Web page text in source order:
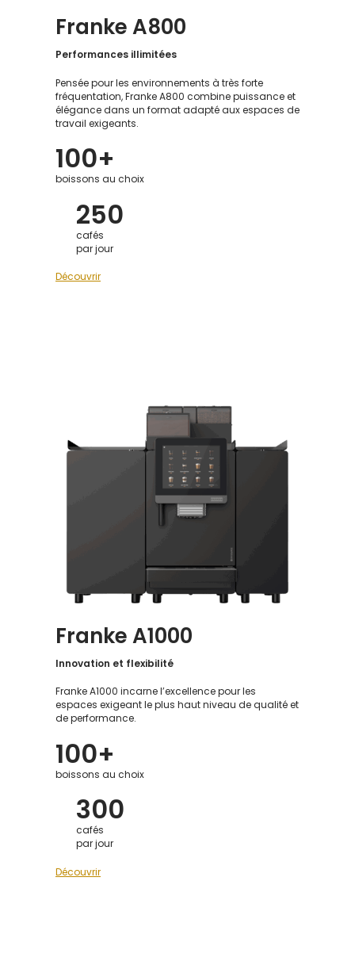
Franke A800
Performances illimitées
Pensée pour les environnements à très forte
fréquentation, Franke A800 combine puissance et
élégance dans un format adapté aux espaces de
travail exigeants.
100+
boissons au choix
250
cafés
par jour
Découvrir
Franke A1000
Innovation et flexibilité
Franke A1000 incarne l’excellence pour les
espaces exigeant le plus haut niveau de qualité et
de performance.
100+
boissons au choix
300
cafés
par jour
Découvrir